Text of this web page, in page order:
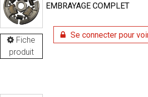
Fiche
produit
EMBRAYAGE COMPLET
Se connecter pour